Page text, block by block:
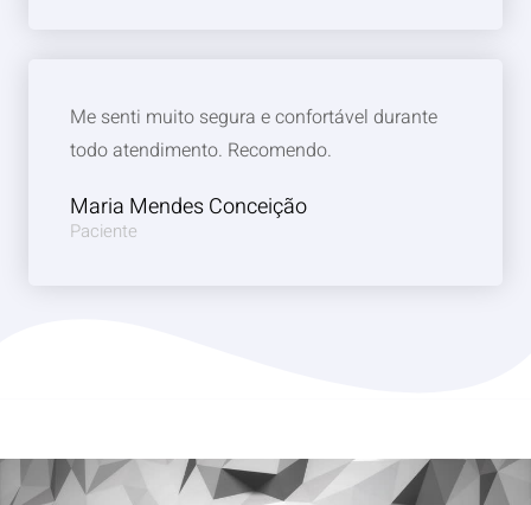
Me senti muito segura e confortável durante
todo atendimento. Recomendo.
Maria Mendes Conceição
Paciente